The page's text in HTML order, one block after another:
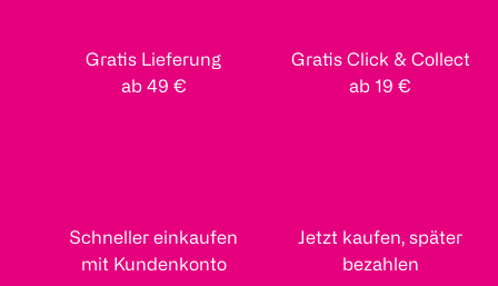
Gratis Lieferung
ab 49 €
Gratis Click & Collect
ab 19 €
Schneller einkaufen
mit Kundenkonto
Jetzt kaufen, später
bezahlen